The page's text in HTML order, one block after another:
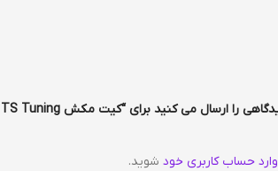
اولین نفری باشید که دیدگاهی را ارسال می کنید برای “کیت مکش TS Tuning
وارد حساب کاربری خود شوید.